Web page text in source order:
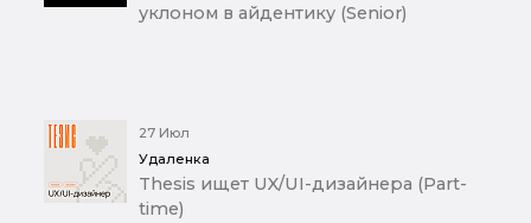
уклоном в айдентику (Senior)
27 Июл
Удаленка
Thesis ищет UX/UI-дизайнера (Part-
time)